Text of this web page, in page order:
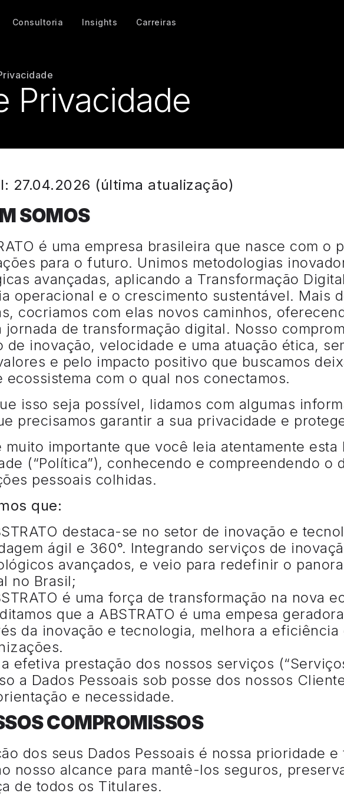
Consultoria Insights Carreiras
Privacidade
27.04.2026 (última atualização)
SOMOS
é uma empresa brasileira que nasce com o
para o futuro. Unimos metodologias
avançadas, aplicando a Transformação
operacional e o crescimento sustentável. Mais
cocriamos com elas novos caminhos,
jornada de transformação digital. Nosso
de inovação, velocidade e uma atuação ética,
e pelo impacto positivo que buscamos
ecossistema com o qual nos conectamos.
isso seja possível, lidamos com algumas
precisamos garantir a sua privacidade e
muito importante que você leia atentamente esta
(“Política”), conhecendo e compreendendo o
pessoais colhidas.
que:
destaca-se no setor de inovação e
ágil e 360°. Integrando serviços de
avançados, e veio para redefinir o
no Brasil;
é uma força de transformação na nova
que a ABSTRATO é uma empesa
da inovação e tecnologia, melhora a eficiência
a efetiva prestação dos nossos serviços
a Dados Pessoais sob posse dos nossos
e necessidade.
COMPROMISSOS
dos seus Dados Pessoais é nossa prioridade
nosso alcance para mantê-los seguros,
de todos os Titulares.